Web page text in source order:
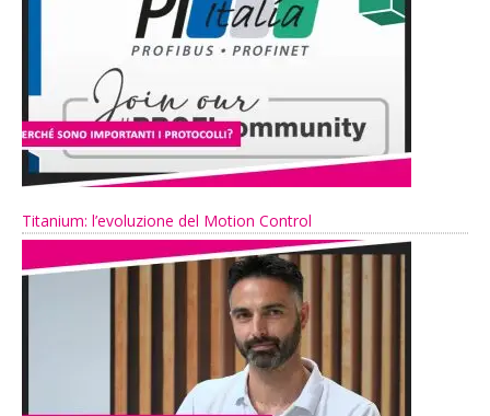
Titanium: l’evoluzione del Motion Control